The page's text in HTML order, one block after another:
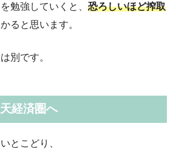
勉強していくと、 恐ろしいほど搾取
ると思います。
別です。
経済圏へ
とこどり、